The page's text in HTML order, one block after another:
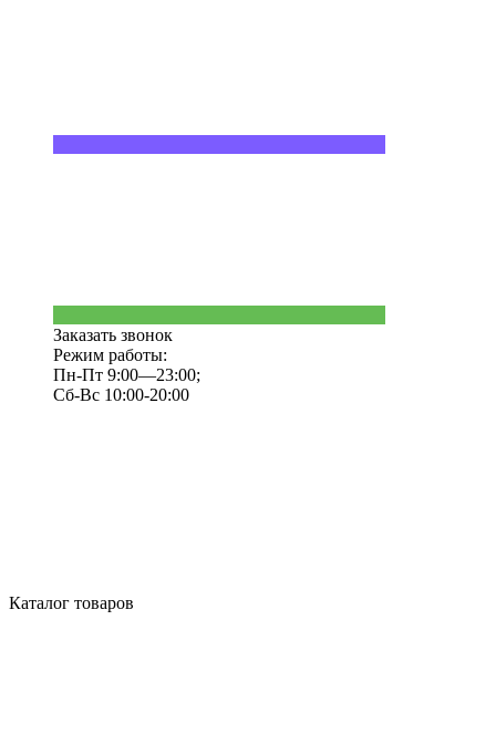
Заказать звонок
Режим работы:
Пн-Пт 9:00—23:00;
Сб-Вс 10:00-20:00
Каталог товаров